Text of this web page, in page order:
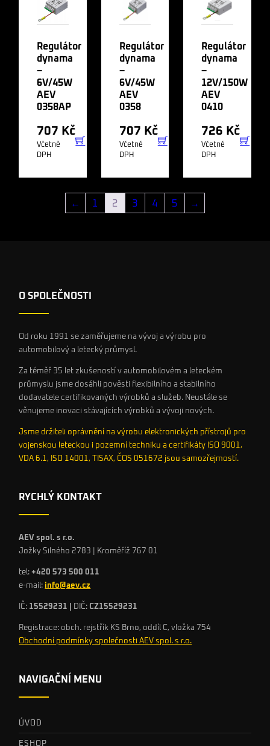
Regulátor
dynama
–
6V/45W
AEV
0358AP
707 Kč
Včetně
DPH
Regulátor
dynama
–
6V/45W
AEV
0358
707 Kč
Včetně
DPH
Regulátor
dynama
–
12V/150W
AEV
0410
726 Kč
Včetně
DPH
← 1 2 3 4 5 →
O SPOLEČNOSTI
Od roku 1991 se zaměřujeme na vývoj a výrobu pro
automobilový a letecký průmysl.
Za téměř 35 let zkušeností v automobilovém a leteckém
průmyslu jsme dosáhli pověsti flexibilního a stabilního
dodavatele certifikovaných výrobků a služeb. Neustále se
věnujeme inovaci stávajících výrobků a vývoji nových.
Jsme držiteli oprávnění na výrobu elektronických přístrojů pro
vojenskou leteckou i pozemní techniku a certifikáty ISO 9001,
VDA 6.1, ISO 14001, TISAX, ČOS 051672 jsou samozřejmostí.
RYCHLÝ KONTAKT
AEV spol. s r.o.
Jožky Silného 2783 | Kroměříž 767 01
tel:+420 573 500 011
e-mail:info@aev.cz
IČ: 15529231 | DIČ: CZ15529231
Registrace: obch. rejstřík KS Brno, oddíl C, vložka 754
Obchodní podmínky společnosti AEV spol. s r.o.
NAVIGAČNÍ MENU
ÚVOD
ESHOP